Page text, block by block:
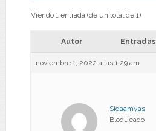
Viendo 1 entrada (de un total de 1)
Autor Entradas
noviembre 1, 2022 a las 1:29 am
Sidaamyas
Bloqueado